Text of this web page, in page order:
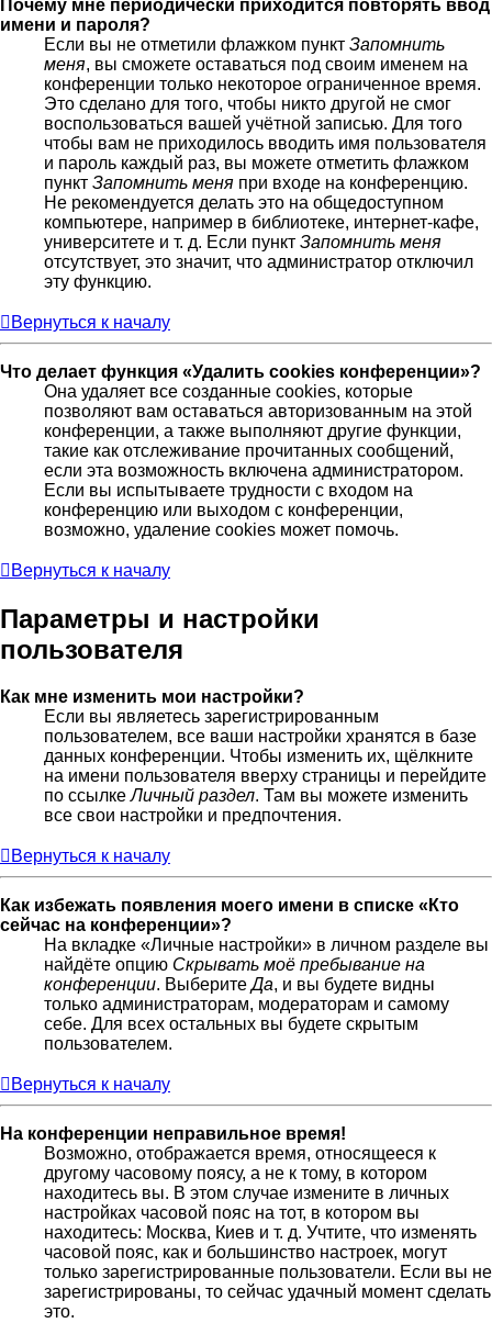
Почему мне периодически приходится повторять ввод
имени и пароля?
Если вы не отметили флажком пункт Запомнить
меня, вы сможете оставаться под своим именем на
конференции только некоторое ограниченное время.
Это сделано для того, чтобы никто другой не смог
воспользоваться вашей учётной записью. Для того
чтобы вам не приходилось вводить имя пользователя
и пароль каждый раз, вы можете отметить флажком
пункт Запомнить меня при входе на конференцию.
Не рекомендуется делать это на общедоступном
компьютере, например в библиотеке, интернет-кафе,
университете и т. д. Если пункт Запомнить меня
отсутствует, это значит, что администратор отключил
эту функцию.
Вернуться к началу
Что делает функция «Удалить cookies конференции»?
Она удаляет все созданные cookies, которые
позволяют вам оставаться авторизованным на этой
конференции, а также выполняют другие функции,
такие как отслеживание прочитанных сообщений,
если эта возможность включена администратором.
Если вы испытываете трудности с входом на
конференцию или выходом с конференции,
возможно, удаление cookies может помочь.
Вернуться к началу
Параметры и настройки
пользователя
Как мне изменить мои настройки?
Если вы являетесь зарегистрированным
пользователем, все ваши настройки хранятся в базе
данных конференции. Чтобы изменить их, щёлкните
на имени пользователя вверху страницы и перейдите
по ссылкеЛичный раздел. Там вы можете изменить
все свои настройки и предпочтения.
Вернуться к началу
Как избежать появления моего имени в списке «Кто
сейчас на конференции»?
На вкладке «Личные настройки» в личном разделе вы
найдёте опцию Скрывать моё пребывание на
конференции. ВыберитеДа, и вы будете видны
только администраторам, модераторам и самому
себе. Для всех остальных вы будете скрытым
пользователем.
Вернуться к началу
На конференции неправильное время!
Возможно, отображается время, относящееся к
другому часовому поясу, а не к тому, в котором
находитесь вы. В этом случае измените в личных
настройках часовой пояс на тот, в котором вы
находитесь: Москва, Киев и т. д. Учтите, что изменять
часовой пояс, как и большинство настроек, могут
только зарегистрированные пользователи. Если вы не
зарегистрированы, то сейчас удачный момент сделать
это.